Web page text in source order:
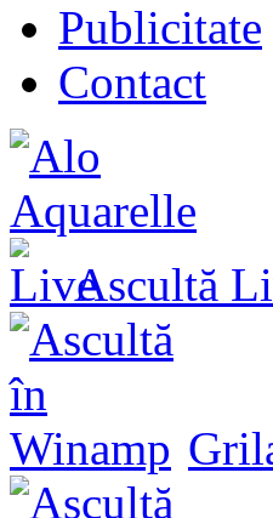
Publicitate
Contact
Ascultă